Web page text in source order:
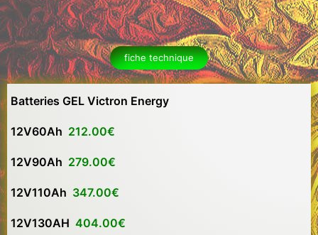
fiche technique
Batteries GEL Victron Energy
12V60Ah 212.00€
12V90Ah 279.00€
12V110Ah 347.00€
12V130AH 404.00€